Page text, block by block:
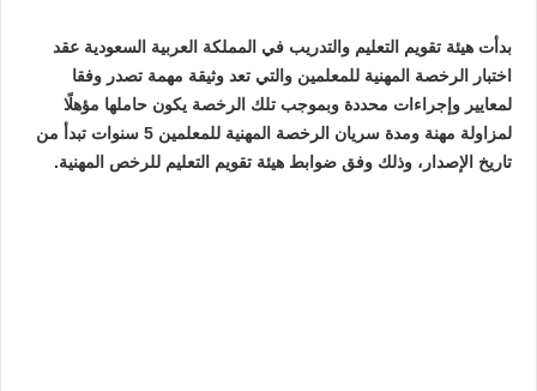
بدأت هيئة تقويم التعليم والتدريب في المملكة العربية السعودية عقد
اختبار الرخصة المهنية للمعلمين والتي تعد وثيقة مهمة تصدر وفقا
لمعايير وإجراءات محددة وبموجب تلك الرخصة يكون حاملها مؤهلًا
لمزاولة مهنة ومدة سريان الرخصة المهنية للمعلمين 5 سنوات تبدأ من
تاريخ الإصدار، وذلك وفق ضوابط هيئة تقويم التعليم للرخص المهنية.